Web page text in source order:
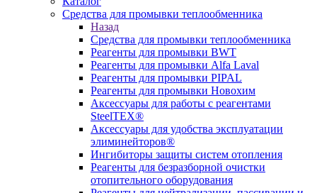
Средства для промывки теплообменника
Назад
Средства для промывки теплообменника
Реагенты для промывки BWT
Реагенты для промывки Alfa Laval
Реагенты для промывки PIPAL
Реагенты для промывки Новохим
Аксессуары для работы с реагентами
SteelTEX®
Аксессуары для удобства эксплуатации
элиминейторов®
Ингибиторы защиты систем отопления
Реагенты для безразборной очистки
отопительного оборудования